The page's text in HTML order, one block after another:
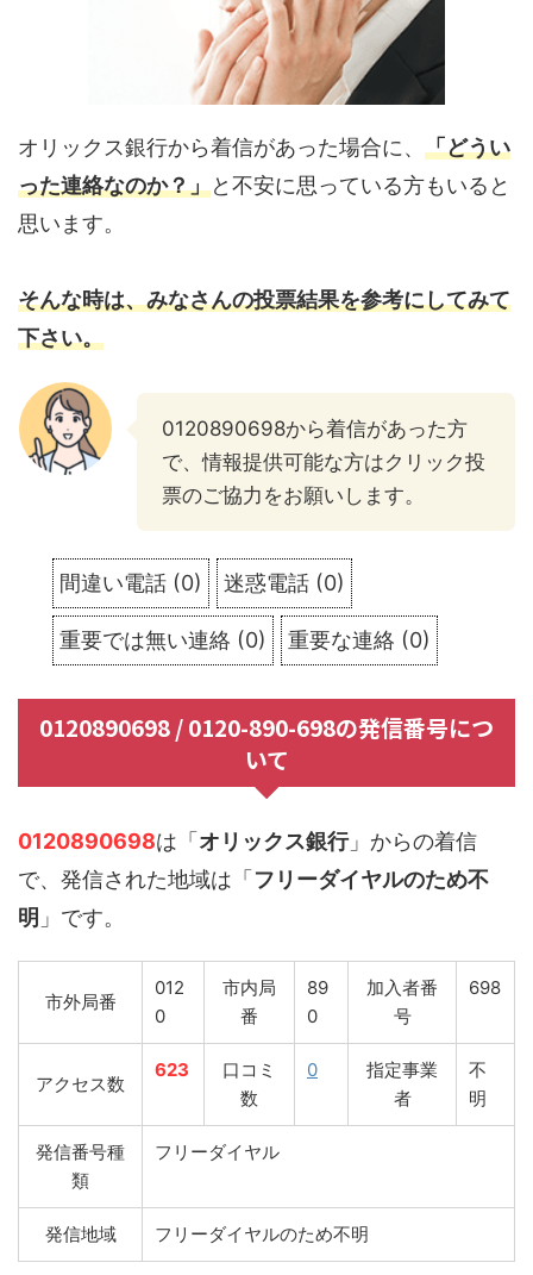
オリックス銀行から着信があった場合に、 「どうい
った連絡なのか？」と不安に思っている方もいると
思います。
そんな時は、みなさんの投票結果を参考にしてみて
下さい。
0120890698から着信があった方
で、情報提供可能な方はクリック投
票のご協力をお願いします。
間違い電話 (0) 迷惑電話 (0)
重要では無い連絡 (0) 重要な連絡 (0)
0120890698 / 0120-890-698の発信番号につ
いて
0120890698は「 オリックス銀行」からの着信
で、発信された地域は「 フリーダイヤルのため不
明 」です。
市外局番
012
0
市内局
番
89
0
加入者番
号
698
アクセス数
623
口コミ
数
0
指定事業
者
不
明
発信番号種
類
フリーダイヤル
発信地域 フリーダイヤルのため不明